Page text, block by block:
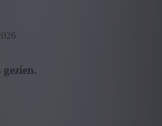
gezien.